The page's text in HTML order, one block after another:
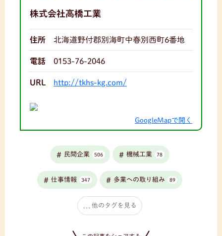
株式会社高橋工業
住所 北海道野付郡別海町中春別西町6番地
電話 0153-76-2046
URL http://tkhs-kg.com/
GoogleMapで開く
民間企業 506 機械工業 78
仕事情報 347 多業への取り組み 89
他のタグを見る